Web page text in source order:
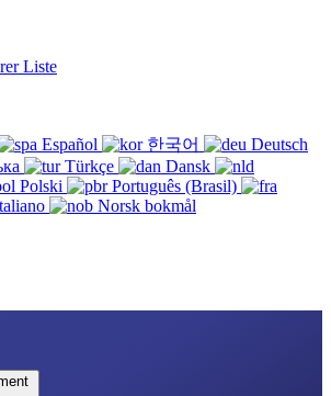
Liste
Español 한국어
Deutsch
Türkçe
Dansk
Polski
Português (Brasil)
Norsk bokmål